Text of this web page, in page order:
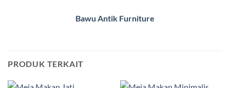
Bawu Antik Furniture
PRODUK TERKAIT